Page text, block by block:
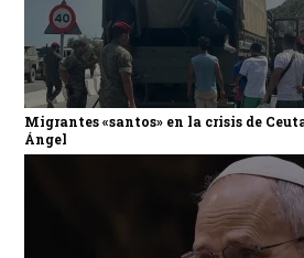
Migrantes «santos» en la crisis de
Ángel